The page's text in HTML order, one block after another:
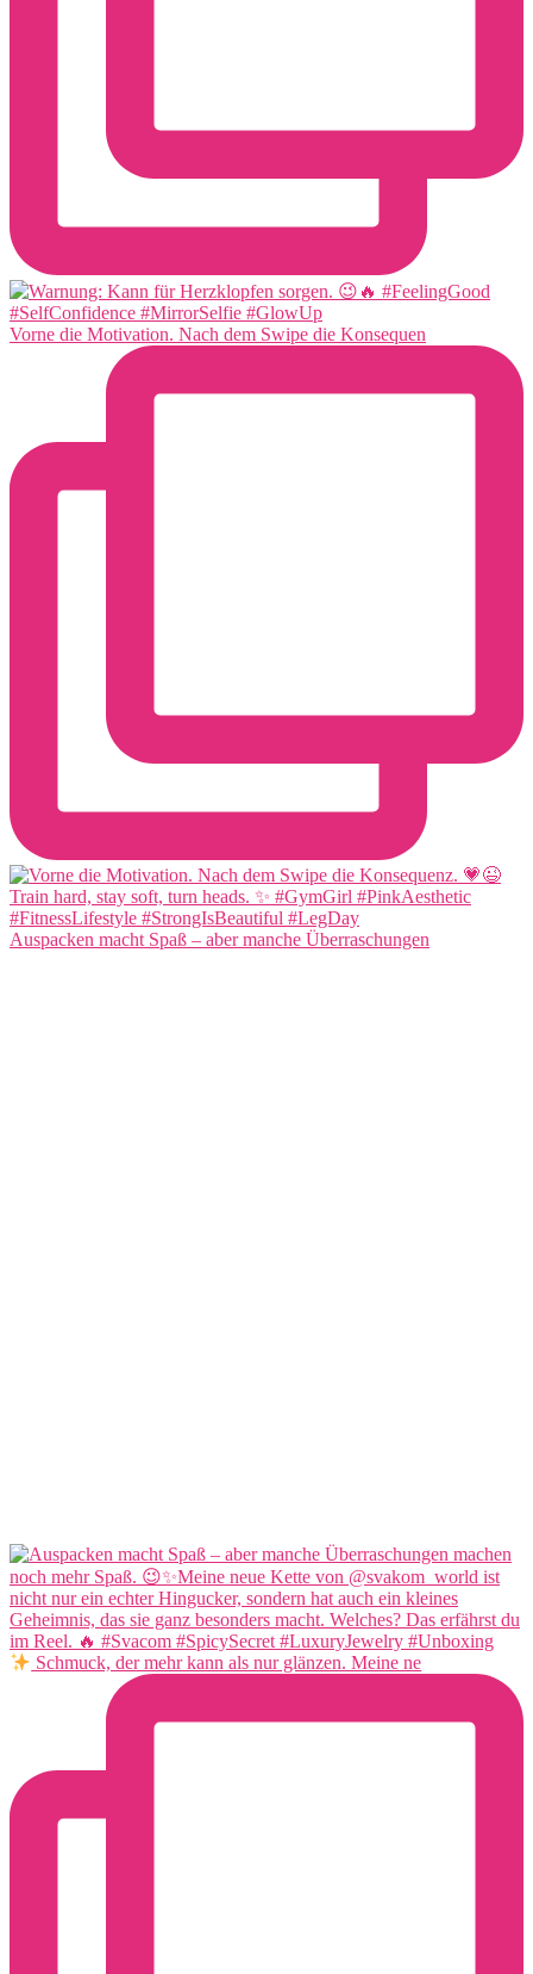
Vorne die Motivation. Nach dem Swipe die Konsequen
Auspacken macht Spaß – aber manche Überraschungen
Schmuck, der mehr kann als nur glänzen. Meine ne